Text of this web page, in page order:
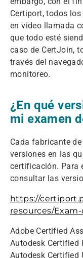
Certiport, todos
en video llamada
que todo esté
caso de CertJoin,
través del
monitoreo.
¿En qué
mi examen
Cada fabricante
versiones en las
certificación. Para
consultar las
https://
resources/
Adobe Certified
Autodesk Certified
Autodesk Certified